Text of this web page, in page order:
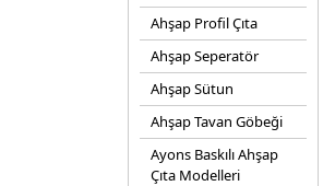
Ahşap Profil Çıta
Ahşap Seperatör
Ahşap Sütun
Ahşap Tavan Göbeği
Ayons Baskılı Ahşap
Çıta Modelleri